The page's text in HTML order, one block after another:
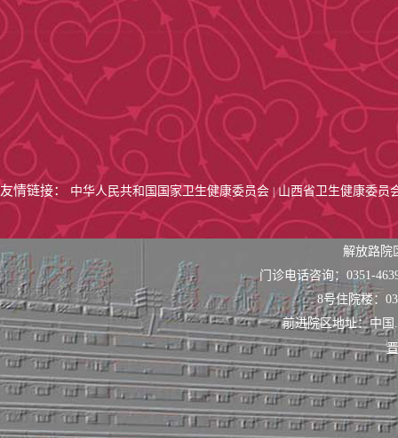
友情链接： 中华人民共和国国家卫生健康委员会 山西省卫生健康委员
解放路
门诊电话咨询：0351-
8号住院楼：
前进院区地址：中